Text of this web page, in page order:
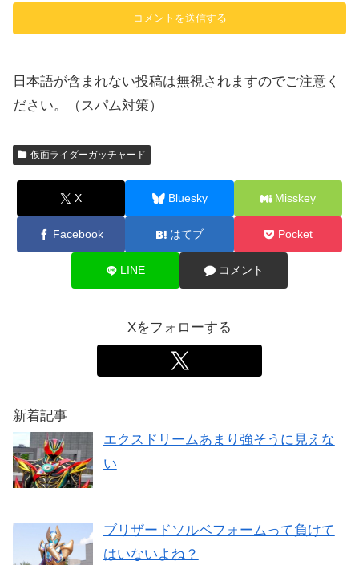
日本語が含まれない投稿は無視されますのでご注意く
ださい。（スパム対策）
仮面ライダーガッチャード
X Bluesky Misskey
Facebook はてブ Pocket
LINE コメント
Xをフォローする
新着記事
エクスドリームあまり強そうに見えな
い
ブリザードソルベフォームって負けて
はいないよね？